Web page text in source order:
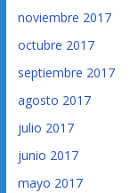
noviembre 2017
octubre 2017
septiembre 2017
agosto 2017
julio 2017
junio 2017
mayo 2017